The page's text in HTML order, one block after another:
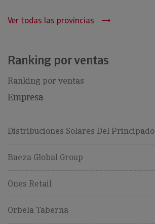
Ver todas las provincias
Ranking por ventas
Ranking por ventas
Empresa
Distribuciones Solares Del Principado
Baeza Global Group
Ones Retail
Orbela Taberna